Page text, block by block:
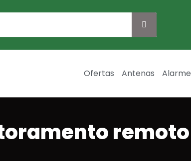
Ofertas Antenas Alarme
remoto